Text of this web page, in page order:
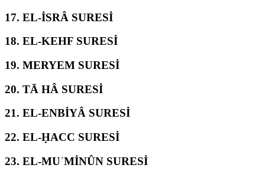
17. EL-İSRÂ SURESİ
18. EL-KEHF SURESİ
19. MERYEM SURESİ
20. TĀ HÂ SURESİ
21. EL-ENBİYÂ SURESİ
22. EL-ḤACC SURESİ
23. EL-MUʾMİNÛN SURESİ